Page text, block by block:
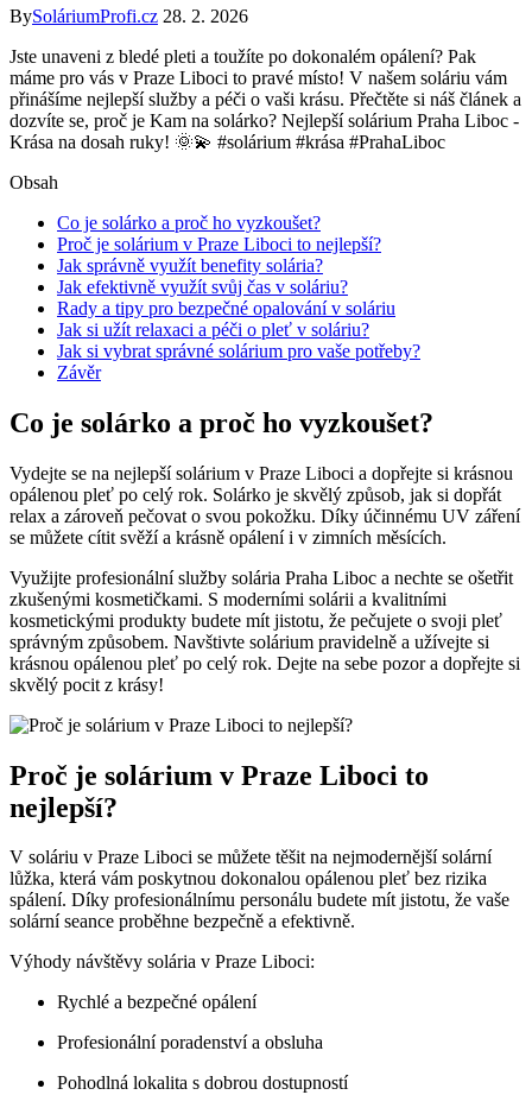
BySoláriumProfi.cz 28. 2. 2026
Jste unaveni ⁢z bledé pleti a toužíte po dokonalém opálení? Pak
máme pro vás v⁣ Praze⁢ Liboci to pravé místo! V našem soláriu vám⁢
přinášíme nejlepší služby a péči o‌ vaši krásu. Přečtěte si náš článek a
dozvíte se, proč​ je Kam na solárko? Nejlepší solárium‌ Praha Liboc ⁣-
Krása na ‍dosah‌ ruky! ⁤🌞💫 #solárium #krása #PrahaLiboc
Obsah
Co je ‌solárko‍ a proč ho vyzkoušet?
Proč⁤ je solárium v Praze⁤ Liboci​ to nejlepší?
Jak správně využít benefity solária?
Jak efektivně využít ⁣svůj čas ​v soláriu?
Rady a tipy pro bezpečné opalování‍ v soláriu
Jak ​si užít relaxaci a ⁤péči o pleť v soláriu?
Jak ‌si vybrat správné solárium ​pro ⁤vaše potřeby?
Závěr
Co je ‌solárko‍ a proč ho vyzkoušet?
Vydejte se ‌na ‍nejlepší solárium v Praze Liboci a dopřejte si krásnou
opálenou pleť po celý rok. Solárko je skvělý ‌způsob, ‌jak si dopřát
relax⁢ a zároveň pečovat ​o svou pokožku. Díky účinnému UV záření
se můžete ⁣cítit svěží a krásně opálení i ⁣v zimních měsících.
Využijte profesionální služby ⁢solária Praha Liboc⁤ a nechte se‍ ošetřit
zkušenými kosmetičkami.⁢ S moderními solárii a kvalitními
kosmetickými⁤ produkty ⁢budete mít jistotu, že ⁤pečujete o svoji pleť
‍správným⁤ způsobem. Navštivte solárium pravidelně a užívejte si
krásnou‌ opálenou pleť po ‌celý rok. Dejte⁣ na sebe pozor a dopřejte si⁢
skvělý pocit z krásy!
Proč⁤ je solárium v Praze⁤ Liboci​ to
nejlepší?
V ‌soláriu‌ v ⁣Praze Liboci ‌se můžete těšit na nejmodernější solární
lůžka, která vám poskytnou dokonalou opálenou⁣ pleť‌ bez⁤ rizika
spálení. Díky profesionálnímu personálu budete mít jistotu, ⁢že vaše
solární seance proběhne ​bezpečně⁣ a ⁤efektivně.
Výhody návštěvy⁤ solária v‍ Praze Liboci:
Rychlé a⁢ bezpečné opálení
Profesionální poradenství a obsluha
Pohodlná lokalita s ‍dobrou ⁢dostupností